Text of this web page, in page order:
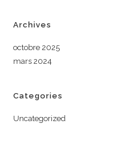
Archives
octobre 2025
mars 2024
Categories
Uncategorized